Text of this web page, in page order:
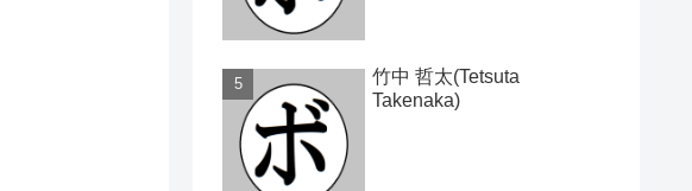
竹中 哲太(Tetsuta
Takenaka)